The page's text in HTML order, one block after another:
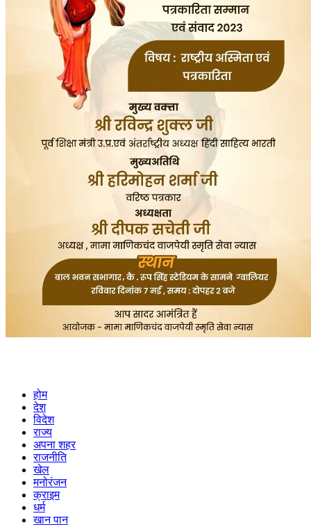
होम
देश
विदेश
राज्य
अपना शहर
राजनीति
खेल
मनोरंजन
क्राइम
धर्म
खान पान